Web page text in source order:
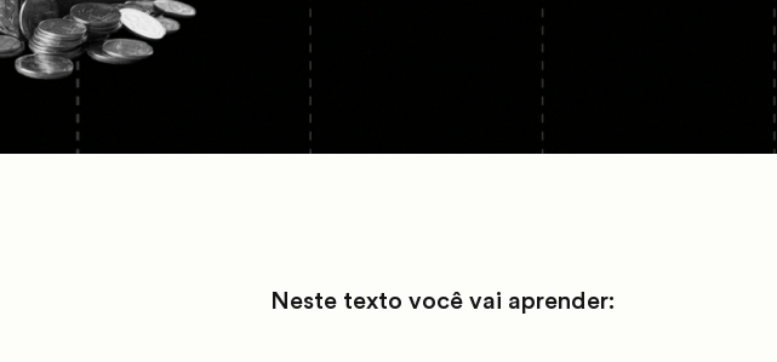
Neste texto você vai aprender: